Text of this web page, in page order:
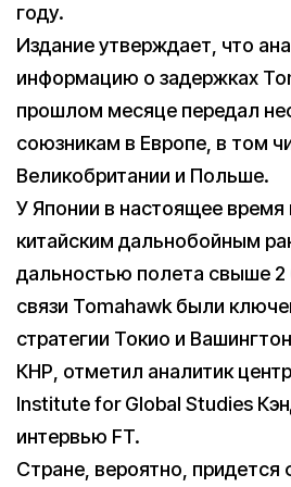
году.
Издание утверждает, что
информацию о задержках
прошлом месяце передал
союзникам в Европе, в том
Великобритании и Польше.
У Японии в настоящее время
китайским дальнобойным
дальностью полета свыше 2
связи Tomahawk были
стратегии Токио и
КНР, отметил аналитик
Institute for Global Studies
интервью FT.
Стране, вероятно, придется